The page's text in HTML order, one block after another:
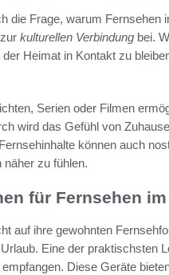
die Frage, warum
kulturellen Verbindung bei.
Heimat in Kontakt zu
Serien oder Filmen
wird das Gefühl von
können auch
näher zu fühlen.
für Fernsehen
auf ihre gewohnten
Eine der praktischsten
Diese Geräte